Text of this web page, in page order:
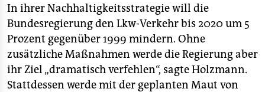
In ihrer Nachhaltigkeitsstrategie will die
Bundesregierung den Lkw-Verkehr bis 2020 um 5
Prozent gegenüber 1999 mindern. Ohne
zusätzliche Maßnahmen werde die Regierung aber
ihr Ziel „dramatisch verfehlen“, sagte Holzmann.
Stattdessen werde mit der geplanten Maut von